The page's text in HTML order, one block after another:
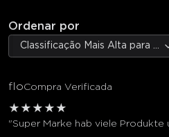
Ordenar por
Classificação Mais Alta para
floCompra Verificada
★ ★ ★ ★ ★
"Super Marke hab viele